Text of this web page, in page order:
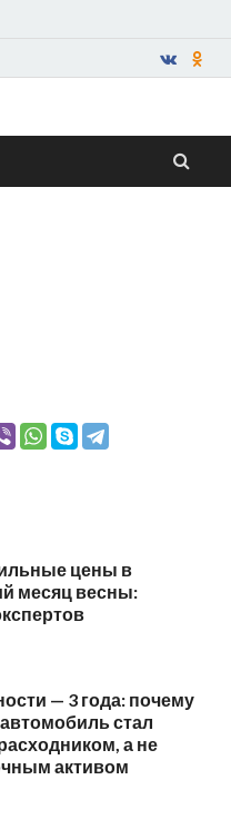
—
цены в
месяц весны:
— 3 года: почему
стал
а не
активом